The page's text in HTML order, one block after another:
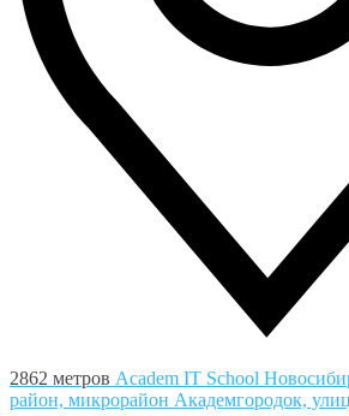
2862 метров Academ IT School
район, микрорайон Академгородок,